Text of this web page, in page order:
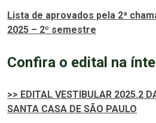
Lista de aprovados pela 2ª
2025 – 2º semestre
Confira o edital na
>> EDITAL VESTIBULAR 2025.2
SANTA CASA DE SÃO PAULO